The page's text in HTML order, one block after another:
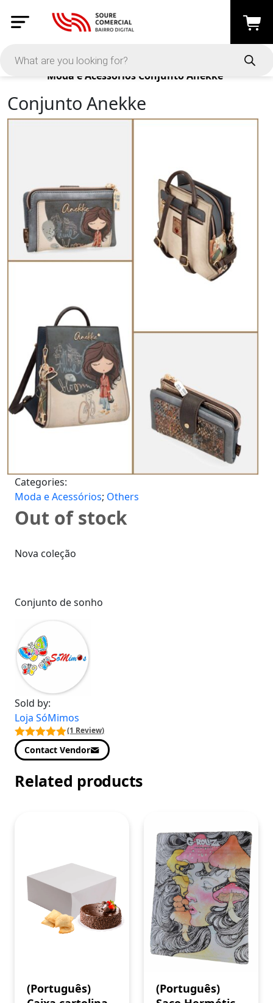
Products
Moda e Acessórios Conjunto Anekke
Conjunto Anekke
Categories:
Moda e Acessórios; Others
Out of stock
Nova coleção
Conjunto de sonho
Sold by:
Loja SóMimos
(1 Review)
Contact Vendor
Related products
(Português)
(Português)